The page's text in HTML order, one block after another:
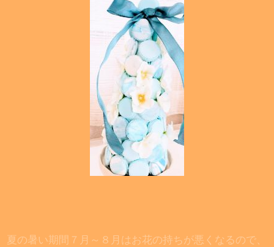
夏の暑い期間７月～８月はお花の持ちが悪くなるので、